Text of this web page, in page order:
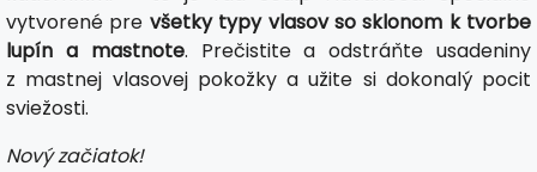
vytvorené pre všetky typy vlasov so sklonom k tvorbe
lupín a mastnote. Prečistite a odstráňte usadeniny
z mastnej vlasovej pokožky a užite si dokonalý pocit
sviežosti.
Nový začiatok!